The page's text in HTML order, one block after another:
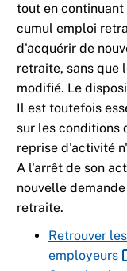
tout en
cumul emploi
d'acquérir de
retraite, sans que
modifié. Le
Il est toutefois
sur les conditions
reprise d'activité
A l'arrêt de son
nouvelle
retraite.
Retrouver
employeurs